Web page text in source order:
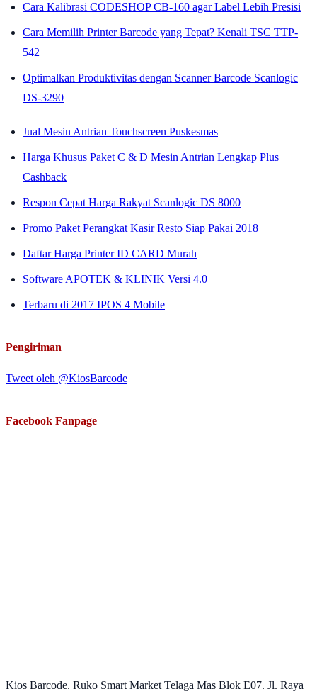
Cara Kalibrasi CODESHOP CB-160 agar Label Lebih Presisi
Cara Memilih Printer Barcode yang Tepat? Kenali TSC TTP-
542
Optimalkan Produktivitas dengan Scanner Barcode Scanlogic
DS-3290
Jual Mesin Antrian Touchscreen Puskesmas
Harga Khusus Paket C & D Mesin Antrian Lengkap Plus
Cashback
Respon Cepat Harga Rakyat Scanlogic DS 8000
Promo Paket Perangkat Kasir Resto Siap Pakai 2018
Daftar Harga Printer ID CARD Murah
Software APOTEK & KLINIK Versi 4.0
Terbaru di 2017 IPOS 4 Mobile
Pengiriman
Tweet oleh @KiosBarcode
Facebook Fanpage
Kios Barcode. Ruko Smart Market Telaga Mas Blok E07. Jl. Raya